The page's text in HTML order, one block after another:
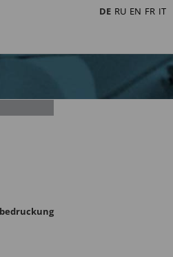
DE RU EN FR IT